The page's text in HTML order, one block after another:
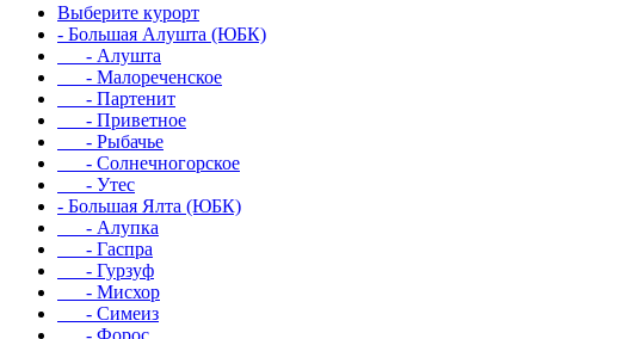
Выберите курорт
- Большая Алушта (ЮБК)
- Алушта
- Малореченское
- Партенит
- Приветное
- Рыбачье
- Солнечногорское
- Утес
- Большая Ялта (ЮБК)
- Алупка
- Гаспра
- Гурзуф
- Мисхор
- Симеиз
- Форос